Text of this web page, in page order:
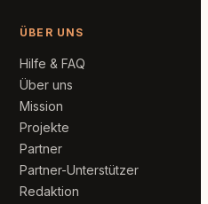
ÜBER UNS
Hilfe & FAQ
Über uns
Mission
Projekte
Partner
Partner-Unterstützer
Redaktion